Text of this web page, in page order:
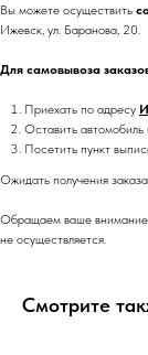
Вы можете осуществить
Ижевск, ул. Баранова, 20.
Для самовывоза
Приехать по адресу
Оставить автомобиль
Посетить пункт
Ожидать получения
Обращаем ваше внимание,
не осуществляется.
Смотрите